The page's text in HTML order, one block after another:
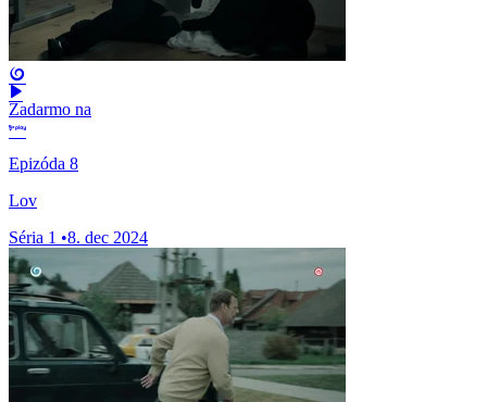
Zadarmo na
Epizóda 8
Lov
Séria 1 •8. dec 2024